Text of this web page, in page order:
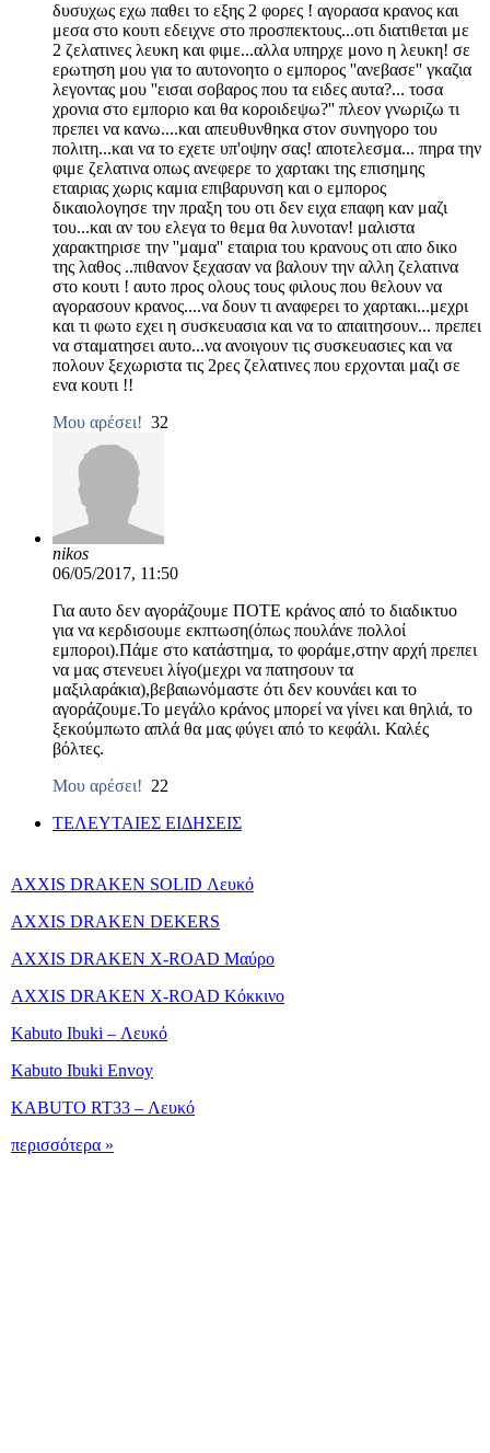
δυσυχως εχω παθει το εξης 2 φορες ! αγορασα κρανος και
μεσα στο κουτι εδειχνε στο προσπεκτους...οτι διατιθεται με
2 ζελατινες λευκη και φιμε...αλλα υπηρχε μονο η λευκη! σε
ερωτηση μου για το αυτονοητο ο εμπορος ''ανεβασε'' γκαζια
λεγοντας μου ''εισαι σοβαρος που τα ειδες αυτα?... τοσα
χρονια στο εμποριο και θα κοροιδεψω?'' πλεον γνωριζω τι
πρεπει να κανω....και απευθυνθηκα στον συνηγορο του
πολιτη...και να το εχετε υπ'οψην σας! αποτελεσμα... πηρα την
φιμε ζελατινα οπως ανεφερε το χαρτακι της επισημης
εταιριας χωρις καμια επιβαρυνση και ο εμπορος
δικαιολογησε την πραξη του οτι δεν ειχα επαφη καν μαζι
του...και αν του ελεγα το θεμα θα λυνοταν! μαλιστα
χαρακτηρισε την ''μαμα'' εταιρια του κρανους οτι απο δικο
της λαθος ..πιθανον ξεχασαν να βαλουν την αλλη ζελατινα
στο κουτι ! αυτο προς ολους τους φιλους που θελουν να
αγορασουν κρανος....να δουν τι αναφερει το χαρτακι...μεχρι
και τι φωτο εχει η συσκευασια και να το απαιτησουν... πρεπει
να σταματησει αυτο...να ανοιγουν τις συσκευασιες και να
πολουν ξεχωριστα τις 2ρες ζελατινες που ερχονται μαζι σε
ενα κουτι !!
Μου αρέσει! 32
nikos
06/05/2017, 11:50
Για αυτο δεν αγοράζουμε ΠΟΤΕ κράνος από το διαδικτυο
για να κερδισουμε εκπτωση(όπως πουλάνε πολλοί
εμποροι).Πάμε στο κατάστημα, το φοράμε,στην αρχή πρεπει
να μας στενευει λίγο(μεχρι να πατησουν τα
μαξιλαράκια),βεβαιωνόμαστε ότι δεν κουνάει και το
αγοράζουμε.Το μεγάλο κράνος μπορεί να γίνει και θηλιά, το
ξεκούμπωτο απλά θα μας φύγει από το κεφάλι. Καλές
βόλτες.
Μου αρέσει! 22
ΤΕΛΕΥΤΑΙΕΣ ΕΙΔΗΣΕΙΣ
AXXIS DRAKEN SOLID Λευκό
AXXIS DRAKEN DEKERS
AXXIS DRAKEN X-ROAD Μαύρο
AXXIS DRAKEN X-ROAD Κόκκινο
Kabuto Ibuki – Λευκό
Kabuto Ibuki Envoy
KABUTO RT33 – Λευκό
περισσότερα »